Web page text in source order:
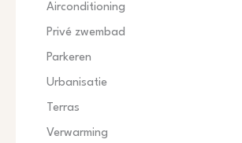
Airconditioning
Privé zwembad
Parkeren
Urbanisatie
Terras
Verwarming